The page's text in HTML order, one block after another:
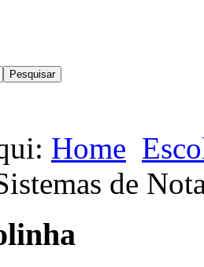
Home
de